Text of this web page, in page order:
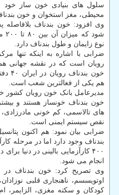
سلول های بنیادی خون ساز
محیطی، مغز استخوان و خون
وی افزود: خون بندناف
نوع زایمان و طول بندناف دارد.
ضرابی با اشاره به اینکه تنها
رویان است که در نقشه جهانی
خون
هم یکی از فعالترین شعب است.
مدیرعامل بانک خون رویان کشور
خون بندناف خونساز هستند و
های تالاسمی، کم خونی
نقص سیستم ایمنی است.
بندناف وجود دارد اما در مرحله
۴۰۰ کارآزمایی بالینی در دنیا
انجام می شود.
وی تصریح کرد: خون بندناف در
کودکان و سکته مغزی، الزایمر،